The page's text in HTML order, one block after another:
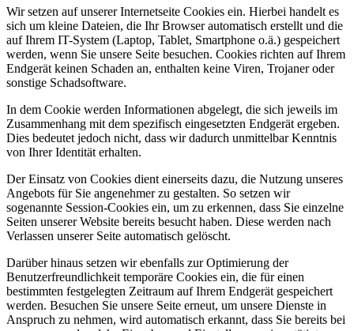
Wir setzen auf unserer Internetseite Cookies ein. Hierbei handelt es
sich um kleine Dateien, die Ihr Browser automatisch erstellt und die
auf Ihrem IT-System (Laptop, Tablet, Smartphone o.ä.) gespeichert
werden, wenn Sie unsere Seite besuchen. Cookies richten auf Ihrem
Endgerät keinen Schaden an, enthalten keine Viren, Trojaner oder
sonstige Schadsoftware.
In dem Cookie werden Informationen abgelegt, die sich jeweils im
Zusammenhang mit dem spezifisch eingesetzten Endgerät ergeben.
Dies bedeutet jedoch nicht, dass wir dadurch unmittelbar Kenntnis
von Ihrer Identität erhalten.
Der Einsatz von Cookies dient einerseits dazu, die Nutzung unseres
Angebots für Sie angenehmer zu gestalten. So setzen wir
sogenannte Session-Cookies ein, um zu erkennen, dass Sie einzelne
Seiten unserer Website bereits besucht haben. Diese werden nach
Verlassen unserer Seite automatisch gelöscht.
Darüber hinaus setzen wir ebenfalls zur Optimierung der
Benutzerfreundlichkeit temporäre Cookies ein, die für einen
bestimmten festgelegten Zeitraum auf Ihrem Endgerät gespeichert
werden. Besuchen Sie unsere Seite erneut, um unsere Dienste in
Anspruch zu nehmen, wird automatisch erkannt, dass Sie bereits bei